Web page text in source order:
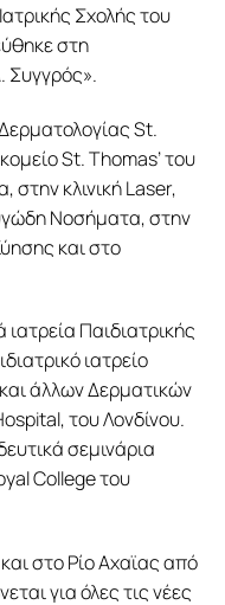
Σχολής του
στη
Συγγρός».
St.
St. Thomas’ του
στην κλινική Laser,
Νοσήματα, στην
και στο
Παιδιατρικής
ιατρείο
άλλων Δερματικών
του Λονδίνου.
σεμινάρια
College του
στο Ρίο Αχαϊας από
για όλες τις νέες